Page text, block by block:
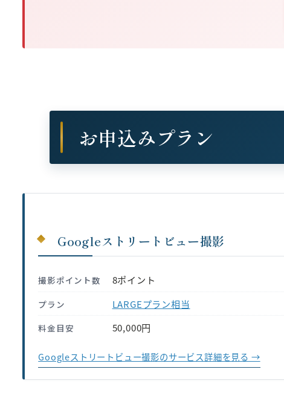
お申込みプラン
Googleストリートビュー撮影
撮影ポイント数 8ポイント
プラン LARGEプラン相当
料金目安 50,000円
Googleストリートビュー撮影のサービス詳細を見る →